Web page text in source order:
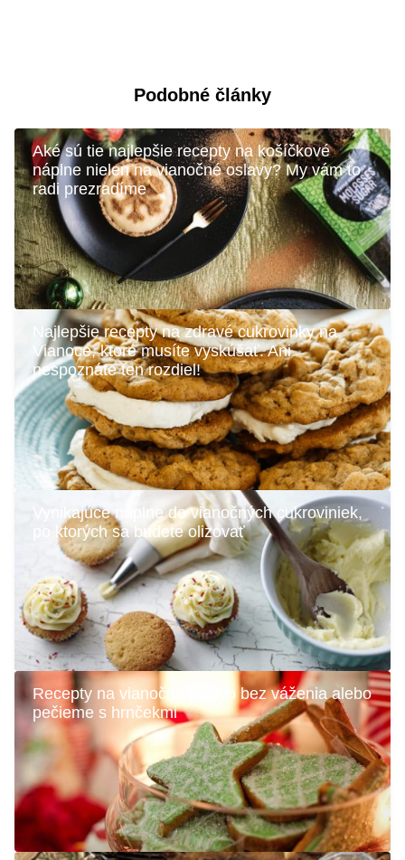
Podobné články
Aké sú tie najlepšie recepty na košíčkové
náplne nielen na vianočné oslavy? My vám to
radi prezradíme
Najlepšie recepty na zdravé cukrovinky na
Vianoce, ktoré musíte vyskúšať. Ani
nespoznáte ten rozdiel!
Vynikajúce náplne do vianočných cukroviniek,
po ktorých sa budete olizovať
Recepty na vianočné pečivo bez váženia alebo
pečieme s hrnčekmi